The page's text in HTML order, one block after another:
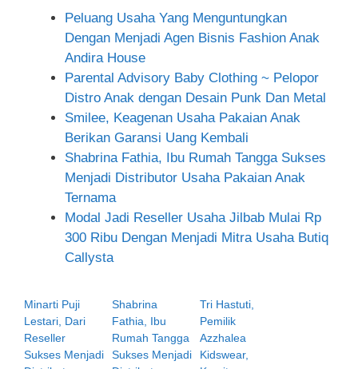
Peluang Usaha Yang Menguntungkan
Dengan Menjadi Agen Bisnis Fashion Anak
Andira House
Parental Advisory Baby Clothing ~ Pelopor
Distro Anak dengan Desain Punk Dan Metal
Smilee, Keagenan Usaha Pakaian Anak
Berikan Garansi Uang Kembali
Shabrina Fathia, Ibu Rumah Tangga Sukses
Menjadi Distributor Usaha Pakaian Anak
Ternama
Modal Jadi Reseller Usaha Jilbab Mulai Rp
300 Ribu Dengan Menjadi Mitra Usaha Butiq
Callysta
Minarti Puji
Lestari, Dari
Reseller
Sukses Menjadi
Shabrina
Fathia, Ibu
Rumah Tangga
Sukses Menjadi
Tri Hastuti,
Pemilik
Azzhalea
Kidswear,